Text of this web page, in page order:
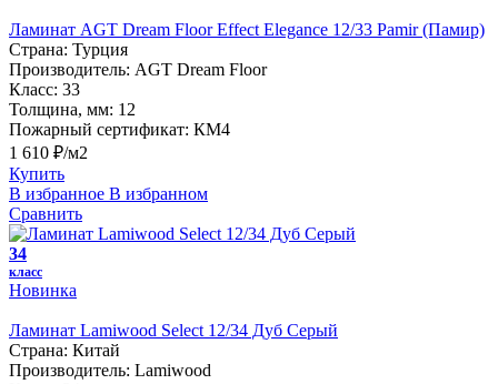
Ламинат AGT Dream Floor Effect Elegance 12/33 Pamir (Памир)
Страна: Турция
Производитель: AGT Dream Floor
Класс: 33
Толщина, мм: 12
Пожарный сертификат: КМ4
1 610 ₽/м2
Купить
В избранное В избранном
Сравнить
34
класс
Новинка
Ламинат Lamiwood Select 12/34 Дуб Серый
Страна: Китай
Производитель: Lamiwood